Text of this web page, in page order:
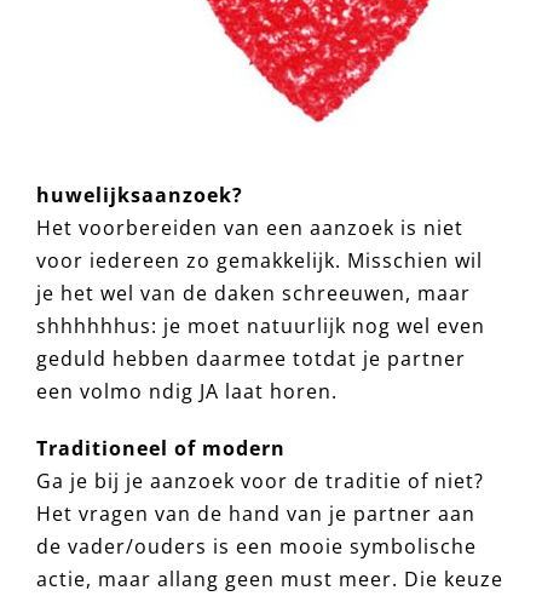
huwelijksaanzoek?
Het voorbereiden van een aanzoek is niet
voor iedereen zo gemakkelijk. Misschien wil
je het wel van de daken schreeuwen, maar
shhhhhhus: je moet natuurlijk nog wel even
geduld hebben daarmee totdat je partner
een volmo ndig JA laat horen.
Traditioneel of modern
Ga je bij je aanzoek voor de traditie of niet?
Het vragen van de hand van je partner aan
de vader/ouders is een mooie symbolische
actie, maar allang geen must meer. Die keuze